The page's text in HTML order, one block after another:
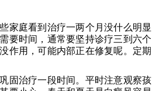
家庭看到治疗一两个月没什么明显
要时间，通常要坚持诊疗三到六个
作用，可能内部正在修复呢。定期
固治疗一段时间。平时注意观察孩